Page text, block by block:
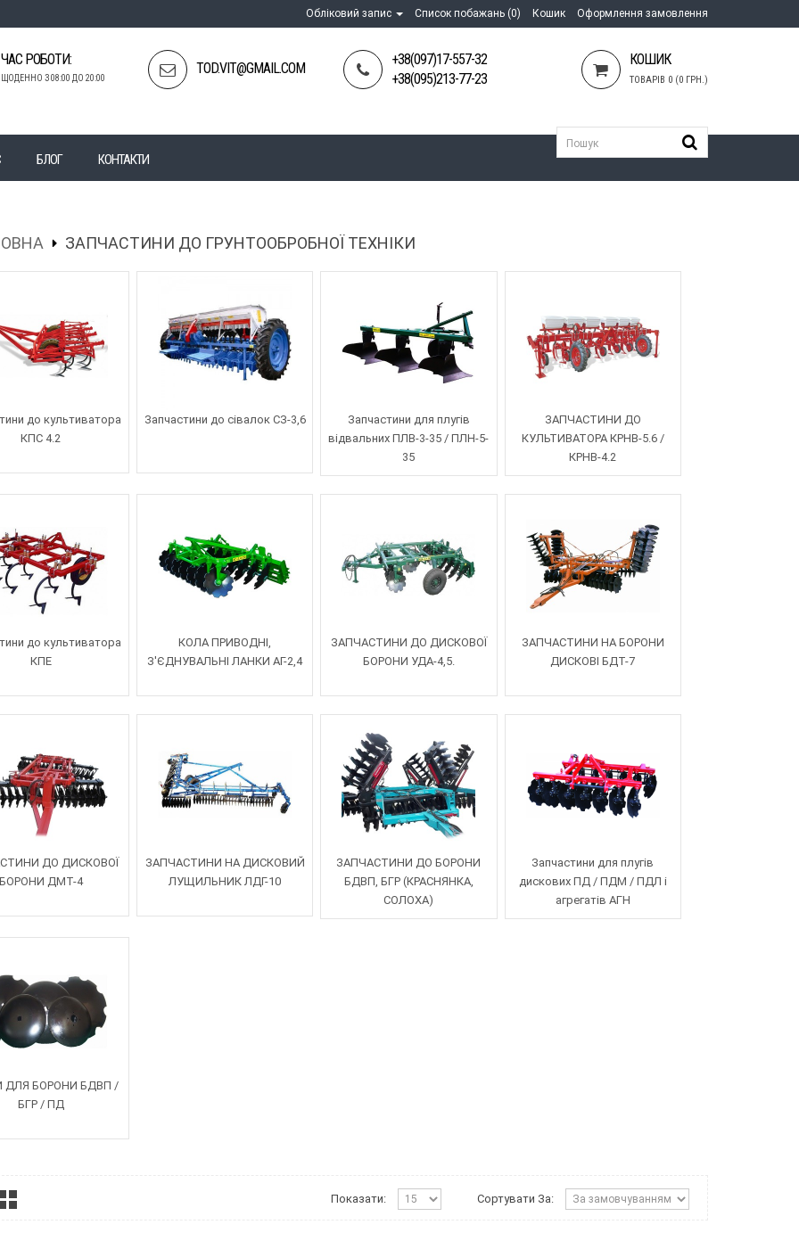
Обліковий запис Список побажань (0) Кошик Оформлення замовлення
ЧАС РОБОТИ:
ЩОДЕННО З 08:00 ДО 20:00
TOD.VIT@GMAIL.COM
+38(097)17-557-32
+38(095)213-77-23
КОШИК
ТОВАРІВ 0 (0 ГРН.)
БЛОГ КОНТАКТИ
ЗАПЧАСТИНИ ДО ГРУНТООБРОБНОЇ ТЕХНІКИ
до культиватора
КПС 4.2
Запчастини до сівалок СЗ-3,6
Запчастини для плугів
відвальних ПЛВ-3-35 / ПЛН-5-
35
ЗАПЧАСТИНИ ДО
КУЛЬТИВАТОРА КРНВ-5.6 /
КРНВ-4.2
до культиватора
КПЕ
КОЛА ПРИВОДНІ,
З'ЄДНУВАЛЬНІ ЛАНКИ АГ-2,4
ЗАПЧАСТИНИ ДО ДИСКОВОЇ
БОРОНИ УДА-4,5.
ЗАПЧАСТИНИ НА БОРОНИ
ДИСКОВІ БДТ-7
ДО ДИСКОВОЇ
ДМТ-4
ЗАПЧАСТИНИ НА ДИСКОВИЙ
ЛУЩИЛЬНИК ЛДГ-10
ЗАПЧАСТИНИ ДО БОРОНИ
БДВП, БГР (КРАСНЯНКА,
СОЛОХА)
Запчастини для плугів
дискових ПД / ПДМ / ПДЛ і
агрегатів АГН
ДЛЯ БОРОНИ БДВП /
БГР / ПД
Сортувати За:
Показати: